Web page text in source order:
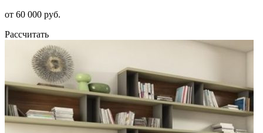
от 60 000 руб.
Рассчитать